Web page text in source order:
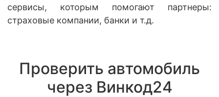
сервисы, которым помогают партнеры:
страховые компании, банки и т.д.
Проверить автомобиль
через Винкод24